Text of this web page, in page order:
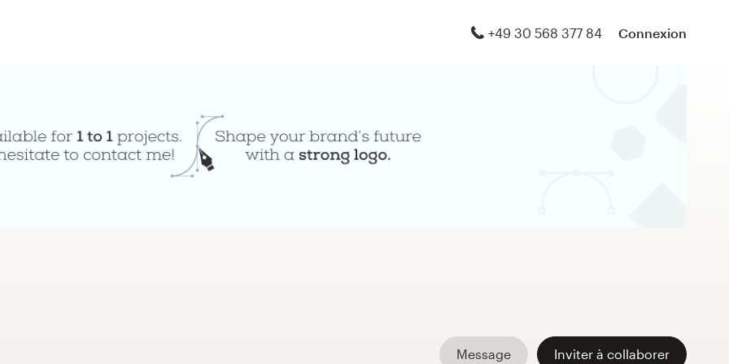
+49 30 568 377 84 Connexion
Message Inviter à collaborer